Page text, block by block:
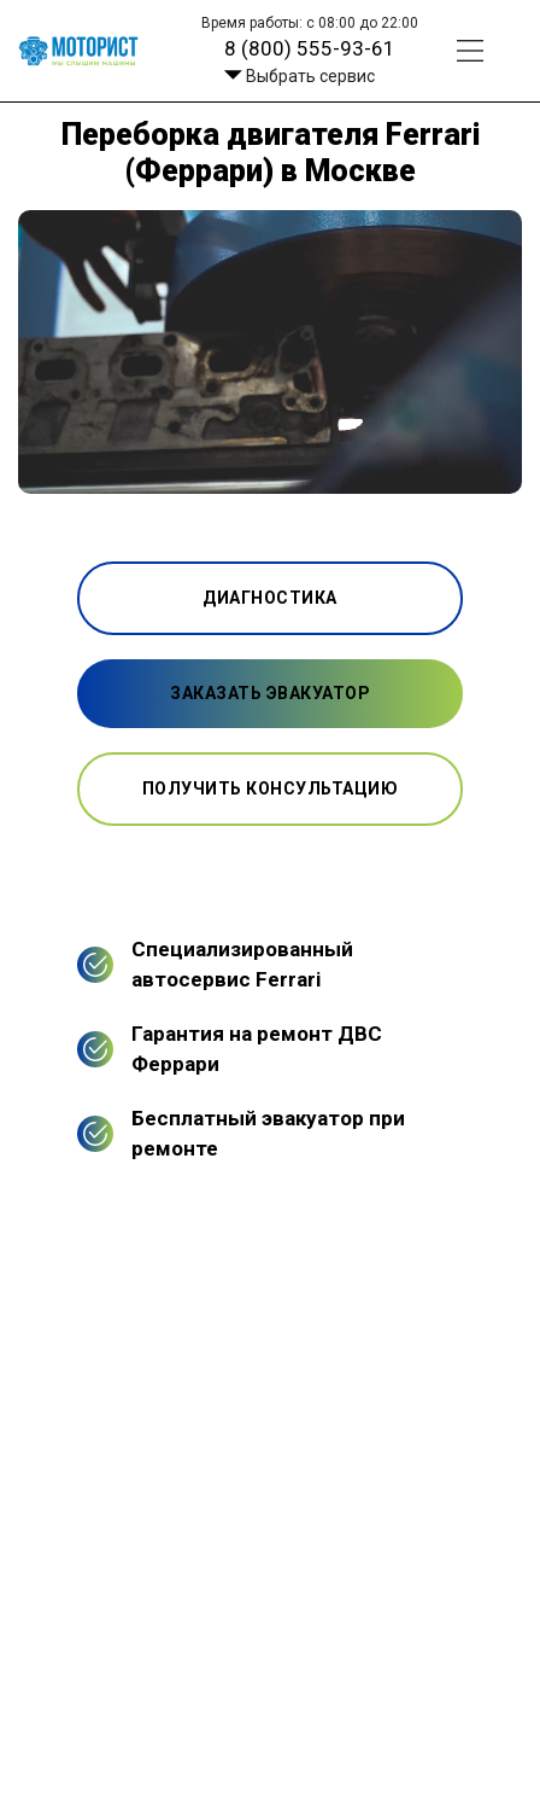
Время работы: с 08:00 до 22:00
8 (800) 555-93-61
Выбрать сервис
Переборка двигателя Ferrari
(Феррари) в Москве
ДИАГНОСТИКА
ЗАКАЗАТЬ ЭВАКУАТОР
ПОЛУЧИТЬ КОНСУЛЬТАЦИЮ
Специализированный
автосервис Ferrari
Гарантия на ремонт ДВС
Феррари
Бесплатный эвакуатор при
ремонте